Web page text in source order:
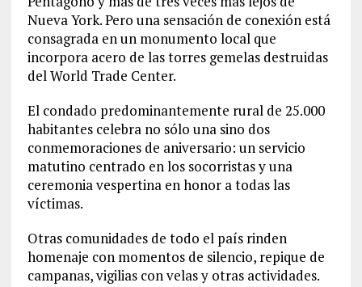
Nueva York. Pero una sensación de conexión está
consagrada en un monumento local que
incorpora acero de las torres gemelas destruidas
del World Trade Center.
El condado predominantemente rural de 25.000
habitantes celebra no sólo una sino dos
conmemoraciones de aniversario: un servicio
matutino centrado en los socorristas y una
ceremonia vespertina en honor a todas las
víctimas.
Otras comunidades de todo el país rinden
homenaje con momentos de silencio, repique de
campanas, vigilias con velas y otras actividades.